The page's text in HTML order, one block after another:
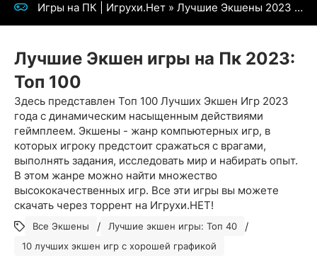
Игры на ПК | Игрухи.Нет » Лучшие Экшены 2023 года
Лучшие Экшен игры на Пк 2023:
Топ 100
Здесь представлен Топ 100 Лучших Экшен Игр 2023
года с динамическим насыщенным действиями
геймплеем. Экшены - жанр компьютерных игр, в
которых игроку предстоит сражаться с врагами,
выполнять задания, исследовать мир и набирать опыт.
В этом жанре можно найти множество
высококачественных игр. Все эти игры вы можете
скачать через торрент на Игрухи.НЕТ!
Все Экшены / Лучшие экшен игры: Топ 40 /
10 лучших экшен игр с хорошей графикой